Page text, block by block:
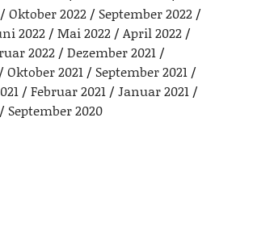
Oktober 2022
September 2022
2022 Mai 2022
April 2022
2022
Dezember 2021
Oktober 2021
September 2021
Februar 2021
Januar 2021
September 2020